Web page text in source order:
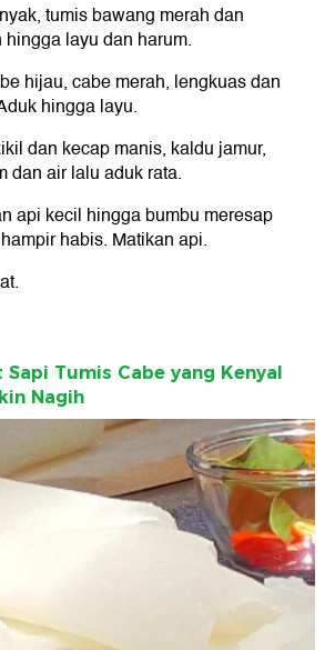
tumis bawang merah dan
layu dan harum.
hijau, cabe merah, lengkuas dan
hingga layu.
dan kecap manis, kaldu jamur,
dan air lalu aduk rata.
api kecil hingga bumbu meresap
habis. Matikan api.
Sapi Tumis Cabe yang Kenyal
Nagih